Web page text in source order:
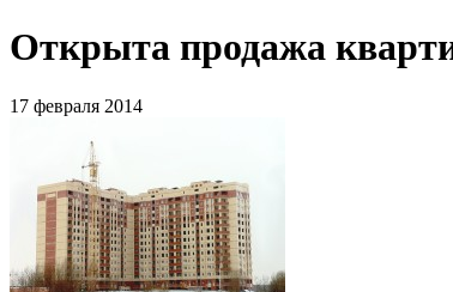
Открыта продажа
17 февраля 2014